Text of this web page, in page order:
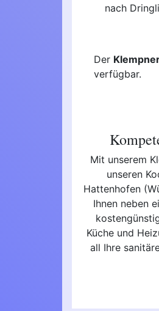
nach
Der
verfügbar.
Mit unserem
unseren
Hattenhofen
Ihnen neben
Küche und
all Ihre